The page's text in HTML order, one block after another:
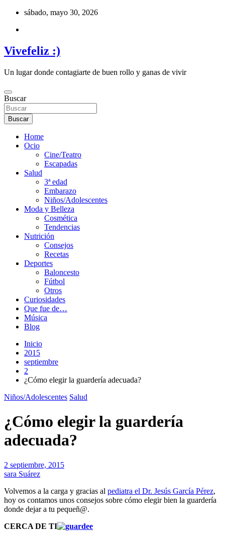
Saltar
contenido
sábado, mayo 30, 2026
Vivefeliz :)
Un lugar donde contagiarte de buen rollo y ganas de vivir
Buscar
Buscar
Home
Ocio
Cine/Teatro
Escapadas
Salud
3ª edad
Embarazo
Niños/Adolescentes
Moda y Belleza
Cosmética
Tendencias
Nutrición
Consejos
Recetas
Deportes
Baloncesto
Fútbol
Otros
Curiosidades
Que fue de…
Música
Blog
Inicio
2015
septiembre
2
¿Cómo elegir la guardería adecuada?
Niños/Adolescentes Salud
¿Cómo elegir la guardería
adecuada?
2 septiembre, 2015
sara Suárez
Volvemos a la carga y gracias al pediatra el Dr. Jesús García Pérez,
hoy os contamos unos consejos sobre cómo elegir bien la guardería
donde dejar a tu pequeñ@.
CERCA DE TI